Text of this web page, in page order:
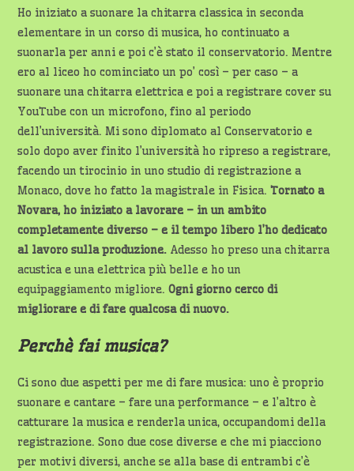
Ho iniziato a suonare la chitarra classica in seconda
elementare in un corso di musica, ho continuato a
suonarla per anni e poi c’è stato il conservatorio. Mentre
ero al liceo ho cominciato un po’ così – per caso – a
suonare una chitarra elettrica e poi a registrare cover su
YouTube con un microfono, fino al periodo
dell’università. Mi sono diplomato al Conservatorio e
solo dopo aver finito l’università ho ripreso a registrare,
facendo un tirocinio in uno studio di registrazione a
Monaco, dove ho fatto la magistrale in Fisica.Tornato a
Novara, ho iniziato a lavorare – in un ambito
completamente diverso – e il tempo libero l’ho dedicato
al lavoro sulla produzione. Adesso ho preso una chitarra
acustica e una elettrica più belle e ho un
equipaggiamento migliore.Ogni giorno cerco di
migliorare e di fare qualcosa di nuovo.
Perchè fai musica?
Ci sono due aspetti per me di fare musica: uno è proprio
suonare e cantare – fare una performance – e l’altro è
catturare la musica e renderla unica, occupandomi della
registrazione. Sono due cose diverse e che mi piacciono
per motivi diversi, anche se alla base di entrambi c’è